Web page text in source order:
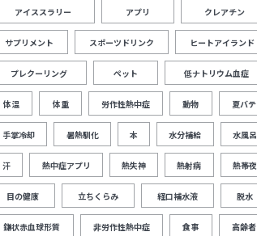
アイススラリー アプリ クレアチン
サプリメント スポーツドリンク ヒートアイランド
プレクーリング ペット 低ナトリウム血症
体温 体重 労作性熱中症 動物 夏バテ
手掌冷却 暑熱馴化 本 水分補給 水風呂
汗 熱中症アプリ 熱失神 熱射病 熱帯夜
目の健康 立ちくらみ 経口補水液 脱水
鎌状赤血球形質 非労作性熱中症 食事 高齢者